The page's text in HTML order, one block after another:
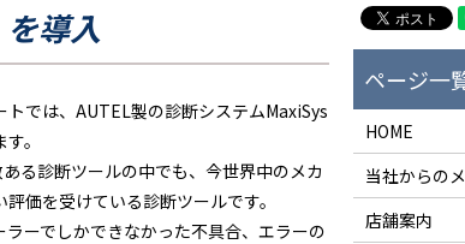
導入
トでは、AUTEL製の診断システムMaxiSys
。
る診断ツールの中でも、今世界中のメカ
価を受けている診断ツールです。
ラーでしかできなかった不具合、エラーの
HOME
当社からの
店舗案内